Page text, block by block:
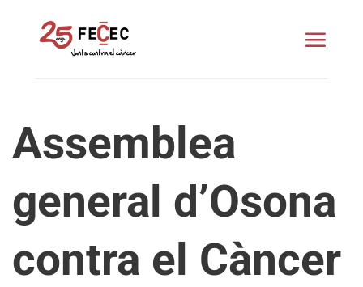
Assemblea
general d’Osona
contra el Càncer